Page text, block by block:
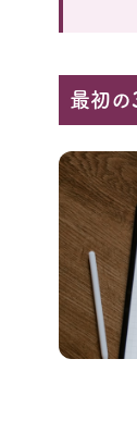
最初の